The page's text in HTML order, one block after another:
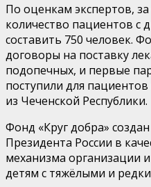
По оценкам экспертов,
количество пациентов
составить 750 человек.
договоры на поставку
подопечных, и первые
поступили для
из Чеченской Республики.
Фонд «Круг добра»
Президента России в
механизма организации
детям с тяжёлыми и